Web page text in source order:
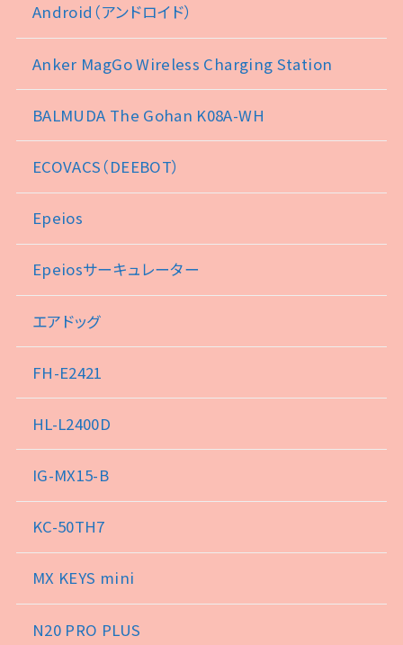
Android（アンドロイド）
Anker MagGo Wireless Charging Station
BALMUDA The Gohan K08A-WH
ECOVACS（DEEBOT）
Epeios
Epeiosサーキュレーター
エアドッグ
FH-E2421
HL-L2400D
IG-MX15-B
KC-50TH7
MX KEYS mini
N20 PRO PLUS